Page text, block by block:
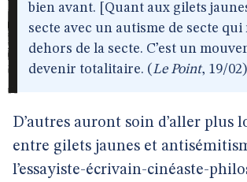
bien avant. [Quant aux gilets
secte avec un autisme de secte
dehors de la secte. C’est un
devenir totalitaire. (Le Point, 19/02)
D’autres auront soin d’aller plus
entre gilets jaunes et
l’essayiste-écrivain-cinéaste-